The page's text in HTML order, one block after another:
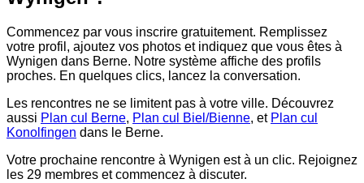
Commencez par vous inscrire gratuitement. Remplissez
votre profil, ajoutez vos photos et indiquez que vous êtes à
Wynigen dans Berne. Notre système affiche des profils
proches. En quelques clics, lancez la conversation.
Les rencontres ne se limitent pas à votre ville. Découvrez
aussi Plan cul Berne, Plan cul Biel/Bienne, et Plan cul
Konolfingen dans le Berne.
Votre prochaine rencontre à Wynigen est à un clic. Rejoignez
les 29 membres et commencez à discuter.